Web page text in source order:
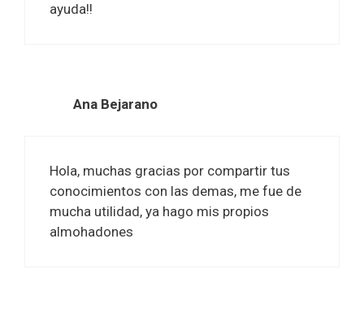
ayuda!!
Ana Bejarano
Hola, muchas gracias por compartir tus
conocimientos con las demas, me fue de
mucha utilidad, ya hago mis propios
almohadones